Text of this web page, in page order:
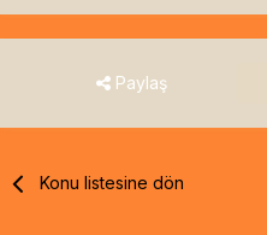
Paylaş
Konu listesine dön